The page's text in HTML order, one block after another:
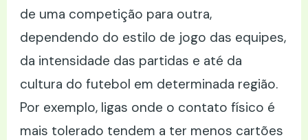
de uma competição para outra,
dependendo do estilo de jogo das equipes,
da intensidade das partidas e até da
cultura do futebol em determinada região.
Por exemplo, ligas onde o contato físico é
mais tolerado tendem a ter menos cartões